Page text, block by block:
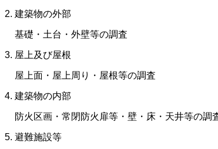
建築物の外部
基礎・土台・外壁等の調査
屋上及び屋根
屋上面・屋上周り・屋根等の調査
建築物の内部
防火区画・常閉防火扉等・壁・床・天井等の調
避難施設等